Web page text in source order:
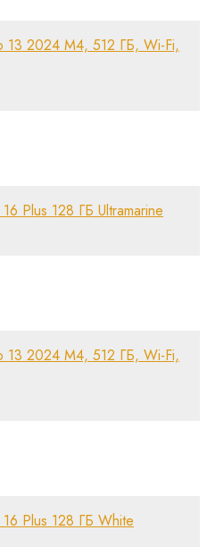
13 2024 M4, 512 ГБ, Wi-Fi,
Plus 128 ГБ Ultramarine
13 2024 M4, 512 ГБ, Wi-Fi,
Plus 128 ГБ White